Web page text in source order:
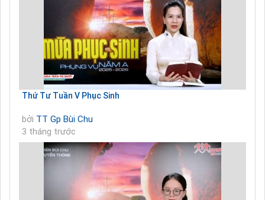
Thứ Tư Tuần V Phục Sinh
bởi TT Gp Bùi Chu
3 tháng trước